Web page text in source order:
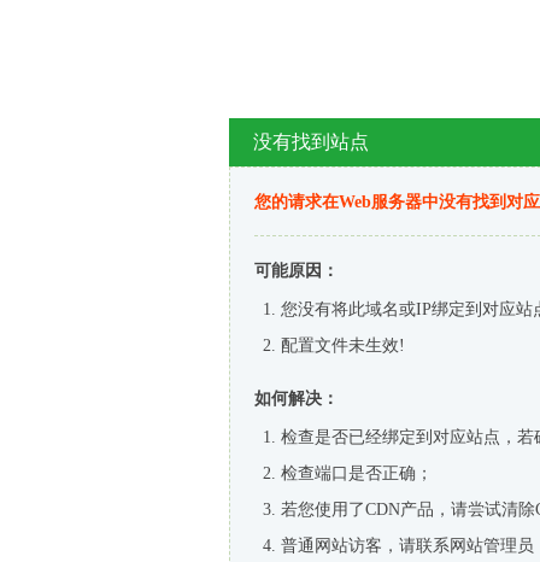
没有找到站点
您的请求在Web服务器中没有找到对
可能原因：
您没有将此域名或IP绑定到对应站
配置文件未生效!
如何解决：
检查是否已经绑定到对应站点，
检查端口是否正确；
若您使用了CDN产品，请尝试清除
普通网站访客，请联系网站管理员